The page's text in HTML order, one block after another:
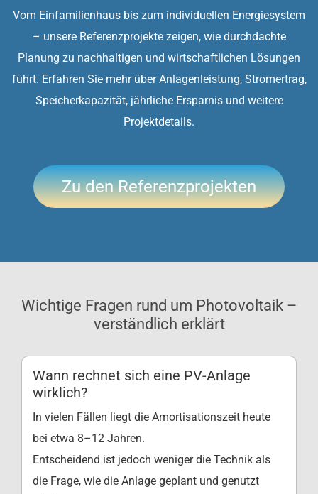
Vom Einfamilienhaus bis zum individuellen Energiesystem
– unsere Referenzprojekte zeigen, wie durchdachte
Planung zu nachhaltigen und wirtschaftlichen Lösungen
führt. Erfahren Sie mehr über Anlagenleistung, Stromertrag,
Speicherkapazität, jährliche Ersparnis und weitere
Projektdetails.
Zu den Referenzprojekten
Wichtige Fragen rund um Photovoltaik –
verständlich erklärt
Wann rechnet sich eine PV-Anlage
wirklich?
In vielen Fällen liegt die Amortisationszeit heute
bei etwa 8–12 Jahren.
Entscheidend ist jedoch weniger die Technik als
die Frage, wie die Anlage geplant und genutzt